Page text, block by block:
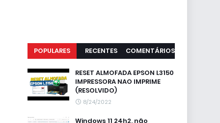
POPULARES RECENTES COMENTÁRIOS
RESET ALMOFADA EPSON L3150
IMPRESSORA NAO IMPRIME
(RESOLVIDO)
8/24/2022
Windows 11 24h2, não